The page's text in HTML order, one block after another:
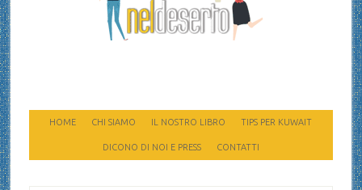
HOME CHI SIAMO IL NOSTRO LIBRO TIPS PER KUWAIT
DICONO DI NOI E PRESS CONTATTI